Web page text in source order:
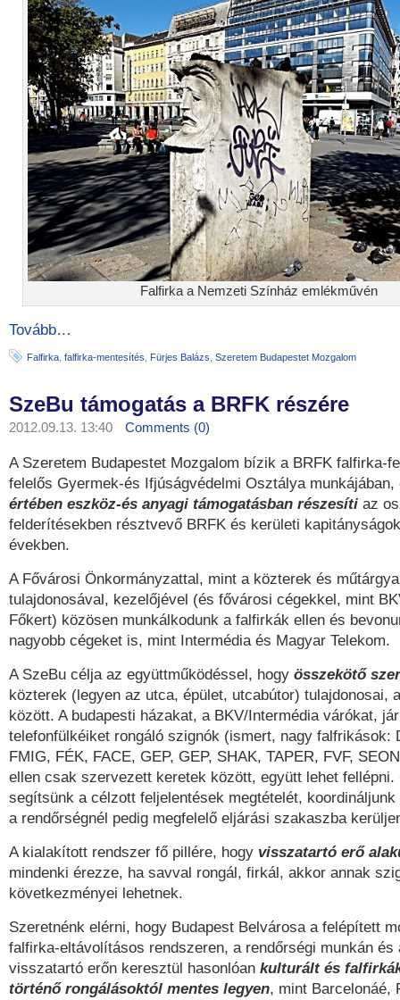
Falfirka a Nemzeti Színház emlékművén
Tovább…
Falfirka falfirka-mentesítés Fürjes Balázs Szeretem Budapestet Mozgalom
SzeBu támogatás a BRFK részére
2012.09.13. 13:40 Comments (0)
A Szeretem Budapestet Mozgalom bízik a BRFK falfirka-
felelős Gyermek-és Ifjúságvédelmi Osztálya
értében eszköz-és anyagi támogatásban részesíti az
felderítésekben résztvevő BRFK és kerületi
években.
A Fővárosi Önkormányzattal, mint a közterek és
tulajdonosával, kezelőjével (és fővárosi cégekkel, mint
Főkert) közösen munkálkodunk a falfirkák ellen és
nagyobb cégeket is, mint Intermédia és Magyar Telekom.
A SzeBu célja az együttműködéssel, hogy összekötő
közterek (legyen az utca, épület, utcabútor) tulajdonosai,
között. A budapesti házakat, a BKV/Intermédia várókat,
telefonfülkéiket rongáló szignók (ismert, nagy falfrikások:
FMIG, FÉK, FACE, GEP, GEP, SHAK, TAPER, FVF,
ellen csak szervezett keretek között, együtt lehet fellépni.
segítsünk a célzott feljelentések megtételét,
a rendőrségnél pedig megfelelő eljárási szakaszba
A kialakított rendszer fő pillére, hogy visszatartó erő
mindenki érezze, ha savval rongál, firkál, akkor annak
következményei lehetnek.
Szeretnénk elérni, hogy Budapest Belvárosa a felépített
falfirka-eltávolításos rendszeren, a rendőrségi munkán és
visszatartó erőn keresztül hasonlóan kulturált és
történő rongálásoktól mentes legyen, mint Barcelonáé,